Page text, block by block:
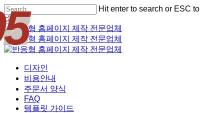
Skip
to
main
content
Hit enter to search or ESC to
close
Close
Search
Menu
디자인
비용안내
주문서 양식
FAQ
템플릿 가이드